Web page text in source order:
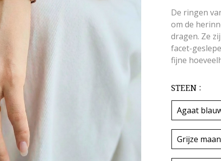
De ringen
om de
dragen. Ze
facet-
fijne
STEEN
Agaat
Grijze